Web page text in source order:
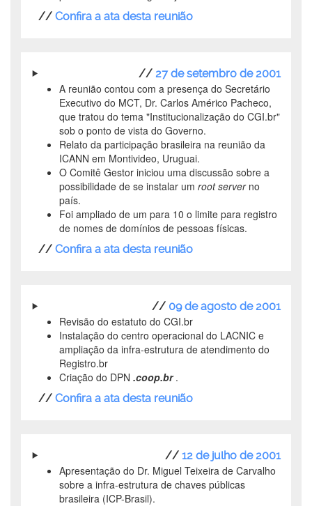
// Confira a ata desta reunião
// 27 de setembro de 2001
A reunião contou com a presença do Secretário
Executivo do MCT, Dr. Carlos Américo Pacheco,
que tratou do tema "Institucionalização do CGI.br"
sob o ponto de vista do Governo.
Relato da participação brasileira na reunião da
ICANN em Montivideo, Uruguai.
O Comitê Gestor iniciou uma discussão sobre a
possibilidade de se instalar um root serverno
país.
Foi ampliado de um para 10 o limite para registro
de nomes de domínios de pessoas físicas.
// Confira a ata desta reunião
// 09 de agosto de 2001
Revisão do estatuto do CGI.br
Instalação do centro operacional do LACNIC e
ampliação da infra-estrutura de atendimento do
Registro.br
Criação do DPN .coop.br .
// Confira a ata desta reunião
// 12 de julho de 2001
Apresentação do Dr. Miguel Teixeira de Carvalho
sobre a infra-estrutura de chaves públicas
brasileira (ICP-Brasil).